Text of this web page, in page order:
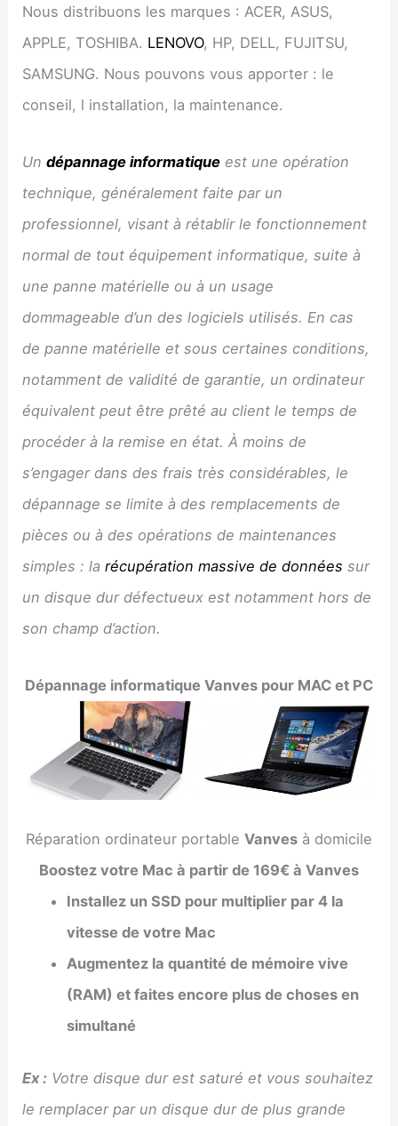
Nous distribuons les marques : ACER, ASUS,
APPLE, TOSHIBA. LENOVO, HP, DELL, FUJITSU,
SAMSUNG. Nous pouvons vous apporter : le
conseil, l installation, la maintenance.
Undépannage informatique est une opération
technique, généralement faite par un
professionnel, visant à rétablir le fonctionnement
normal de tout équipement informatique, suite à
une panne matérielle ou à un usage
dommageable d’un des logiciels utilisés. En cas
de panne matérielle et sous certaines conditions,
notamment de validité de garantie, un ordinateur
équivalent peut être prêté au client le temps de
procéder à la remise en état. À moins de
s’engager dans des frais très considérables, le
dépannage se limite à des remplacements de
pièces ou à des opérations de maintenances
simples : larécupération massive de données sur
un disque dur défectueux est notamment hors de
son champ d’action.
Dépannage informatique Vanves pour MAC et PC
Réparation ordinateur portable Vanves à domicile
Boostez votre Mac à partir de 169€ à Vanves
Installez un SSD pour multiplier par 4 la
vitesse de votre Mac
Augmentez la quantité de mémoire vive
(RAM) et faites encore plus de choses en
simultané
Ex : Votre disque dur est saturé et vous souhaitez
le remplacer par un disque dur de plus grande